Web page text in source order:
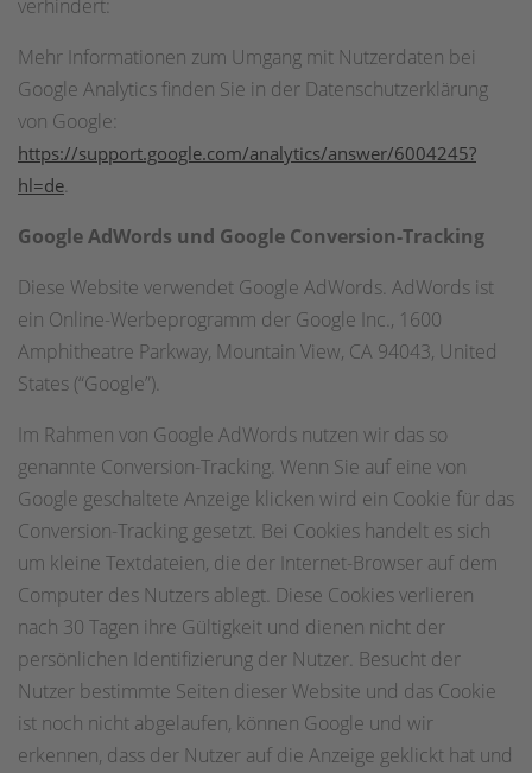
verhindert:
Mehr Informationen zum Umgang mit Nutzerdaten bei
Google Analytics finden Sie in der Datenschutzerklärung
von Google:
https://support.google.com/analytics/answer/6004245?
hl=de.
Google AdWords und Google Conversion-Tracking
Diese Website verwendet Google AdWords. AdWords ist
ein Online-Werbeprogramm der Google Inc., 1600
Amphitheatre Parkway, Mountain View, CA 94043, United
States (“Google”).
Im Rahmen von Google AdWords nutzen wir das so
genannte Conversion-Tracking. Wenn Sie auf eine von
Google geschaltete Anzeige klicken wird ein Cookie für das
Conversion-Tracking gesetzt. Bei Cookies handelt es sich
um kleine Textdateien, die der Internet-Browser auf dem
Computer des Nutzers ablegt. Diese Cookies verlieren
nach 30 Tagen ihre Gültigkeit und dienen nicht der
persönlichen Identifizierung der Nutzer. Besucht der
Nutzer bestimmte Seiten dieser Website und das Cookie
ist noch nicht abgelaufen, können Google und wir
erkennen, dass der Nutzer auf die Anzeige geklickt hat und